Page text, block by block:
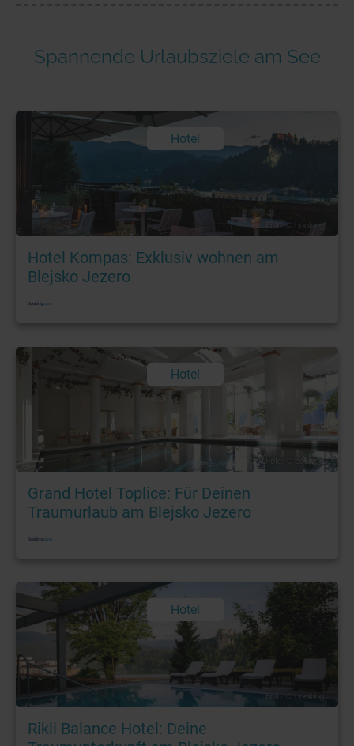
Spannende Urlaubsziele am See
Hotel
Foto: © booking
Hotel Kompas: Exklusiv wohnen am
Blejsko Jezero
Hotel
Foto: © booking
Grand Hotel Toplice: Für Deinen
Traumurlaub am Blejsko Jezero
Hotel
Foto: © booking
Rikli Balance Hotel: Deine